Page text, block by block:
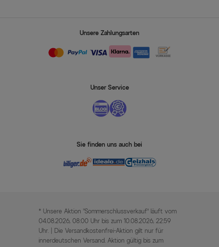
Unsere Zahlungsarten
Unser Service
Sie finden uns auch bei
* Unsere Aktion „Sommerschlussverkauf“ läuft vom
04.08.2026, 08:00 Uhr bis zum 10.08.2026, 22:59
Uhr. | Die Versandkostenfrei-Aktion gilt nur für
innerdeutschen Versand. Aktion gültig bis zum